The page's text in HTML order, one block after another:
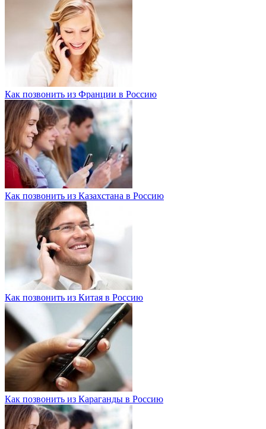
Как позвонить из Франции в Россию
Как позвонить из Казахстана в Россию
Как позвонить из Китая в Россию
Как позвонить из Караганды в Россию